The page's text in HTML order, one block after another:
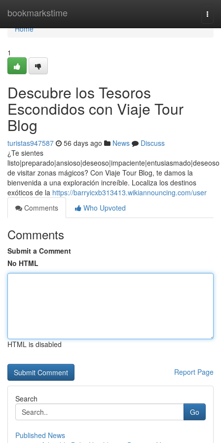
bookmarkstime
Home
Home
1
Descubre los Tesoros
Escondidos con Viaje Tour
Blog
turistas947587 56 days ago News
Discuss
¿Te sientes
listo|preparado|ansioso|deseoso|impaciente|entusiasmado|deseoso
de visitar zonas mágicos? Con Viaje Tour Blog, te damos la
bienvenida a una exploración increíble. Localiza los destinos
exóticos de la https://barryicxb313413.wikiannouncing.com/user
Comments
Who Upvoted
Comments
Submit a Comment
No HTML
HTML is disabled
Report Page
Search
Go
Published News